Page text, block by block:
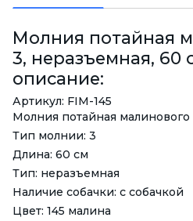
Молния потайная
3, неразъемная, 60
описание:
Артикул: FIM-145
Молния потайная малинового
Тип молнии: 3
Длина: 60 см
Тип: неразъемная
Наличие собачки: с собачкой
Цвет: 145 малина